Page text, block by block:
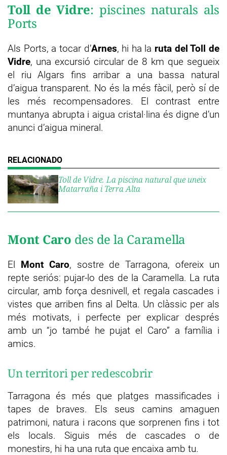
Toll de Vidre: piscines naturals als
Ports
Als Ports, a tocar d’Arnes, hi ha la ruta del Toll de
Vidre, una excursió circular de 8 km que segueix
el riu Algars fins arribar a una bassa natural
d’aigua transparent. No és la més fàcil, però sí de
les més recompensadores. El contrast entre
muntanya abrupta i aigua cristal·lina és digne d’un
anunci d’aigua mineral.
Toll de Vidre. La piscina natural que uneix
Matarraña i Terra Alta
Mont Caro des de la Caramella
El Mont Caro, sostre de Tarragona, ofereix un
repte seriós: pujar-lo des de la Caramella. La ruta
circular, amb força desnivell, et regala cascades i
vistes que arriben fins al Delta. Un clàssic per als
més motivats, i perfecte per explicar després
amb un “jo també he pujat el Caro” a família i
amics.
Un territori per redescobrir
Tarragona és més que platges massificades i
tapes de braves. Els seus camins amaguen
patrimoni, natura i racons que sorprenen fins i tot
els locals. Siguis més de cascades o de
monestirs, hi ha una ruta que encaixa amb tu.